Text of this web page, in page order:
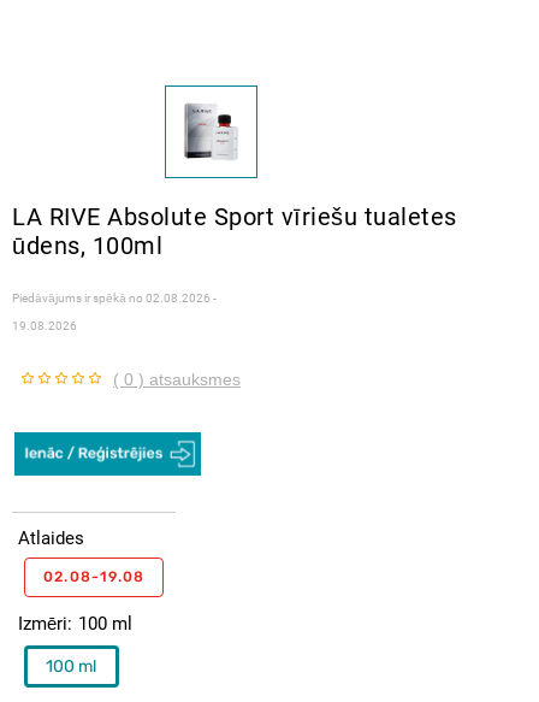
LA RIVE Absolute Sport vīriešu tualetes
ūdens, 100ml
Piedāvājums ir spēkā no 02.08.2026 -
19.08.2026
( 0 ) atsauksmes
Izmēri 100 ml
100 ml
Atlaides
02.08-19.08